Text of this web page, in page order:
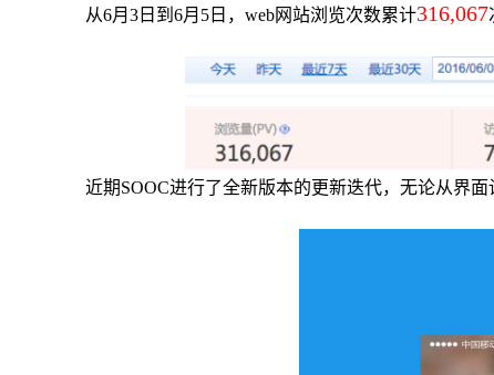
从6月3日到6月5日，web网站浏览次数累计316,067
近期SOOC进行了全新版本的更新迭代，无论从界